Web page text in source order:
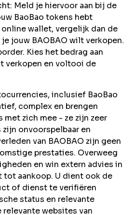
Meld je hiervoor aan bij de
BaoBao tokens hebt
wallet, vergelijk dan de
jouw BAOBAO wilt verkopen.
Kies het bedrag aan
verkopen en voltooi de
inclusief BaoBao
complex en brengen
met zich mee - ze zijn zeer
onvoorspelbaar en
van BAOBAO zijn geen
prestaties. Overweeg
en win extern advies in
tot aankoop. U dient ook de
of dienst te verifiëren
status en relevante
websites van